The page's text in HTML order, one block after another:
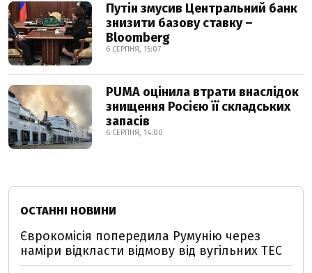
Путін змусив Центральний банк
знизити базову ставку –
Bloomberg
6 СЕРПНЯ, 15:07
PUMA оцінила втрати внаслідок
знищення Росією її складських
запасів
6 СЕРПНЯ, 14:00
ОСТАННІ НОВИНИ
Єврокомісія попередила Румунію через
наміри відкласти відмову від вугільних ТЕС